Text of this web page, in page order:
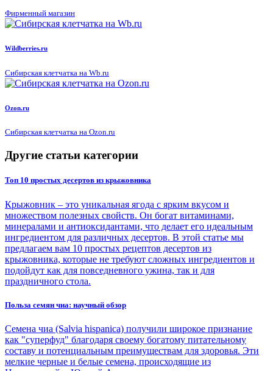
Фирменный магазин
Wildberries.ru
Сибирская клетчатка на Wb.ru
Ozon.ru
Сибирская клетчатка на Ozon.ru
Другие статьи категории
Топ 10 простых десертов из крыжовника
Крыжовник – это уникальная ягода с ярким вкусом и
множеством полезных свойств. Он богат витаминами,
минералами и антиоксидантами, что делает его идеальным
ингредиентом для различных десертов. В этой статье мы
предлагаем вам 10 простых рецептов десертов из
крыжовника, которые не требуют сложных ингредиентов и
подойдут как для повседневного ужина, так и для
праздничного стола.
Польза семян чиа: научный обзор
Семена чиа (Salvia hispanica) получили широкое признание
как "суперфуд" благодаря своему богатому питательному
составу и потенциальным преимуществам для здоровья. Эти
мелкие черные и белые семена, происходящие из